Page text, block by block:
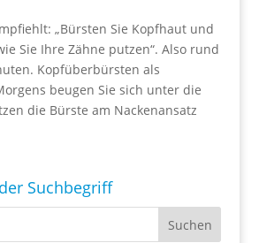
„Bürsten Sie Kopfhaut und
Sie Ihre Zähne putzen“. Also rund
Kopfüberbürsten als
beugen Sie sich unter die
die Bürste am Nackenansatz
Suchbegriff